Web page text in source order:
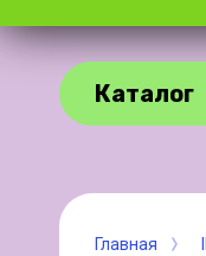
Каталог
Главная